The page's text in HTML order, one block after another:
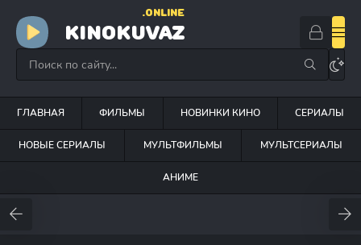
KINOKUVAZ
.ONLINE
ГЛАВНАЯ ФИЛЬМЫ НОВИНКИ КИНО СЕРИАЛЫ
НОВЫЕ СЕРИАЛЫ МУЛЬТФИЛЬМЫ МУЛЬТСЕРИАЛЫ
АНИМЕ